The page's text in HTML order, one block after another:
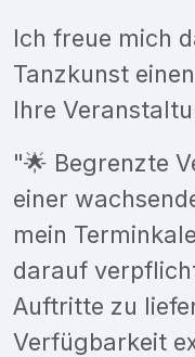
Ich freue mich
Tanzkunst
Ihre
"🌟 Begrenzte
einer
mein
darauf
Auftritte zu
Verfügbarkeit